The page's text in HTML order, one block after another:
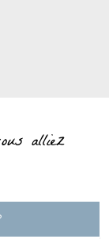
alliez